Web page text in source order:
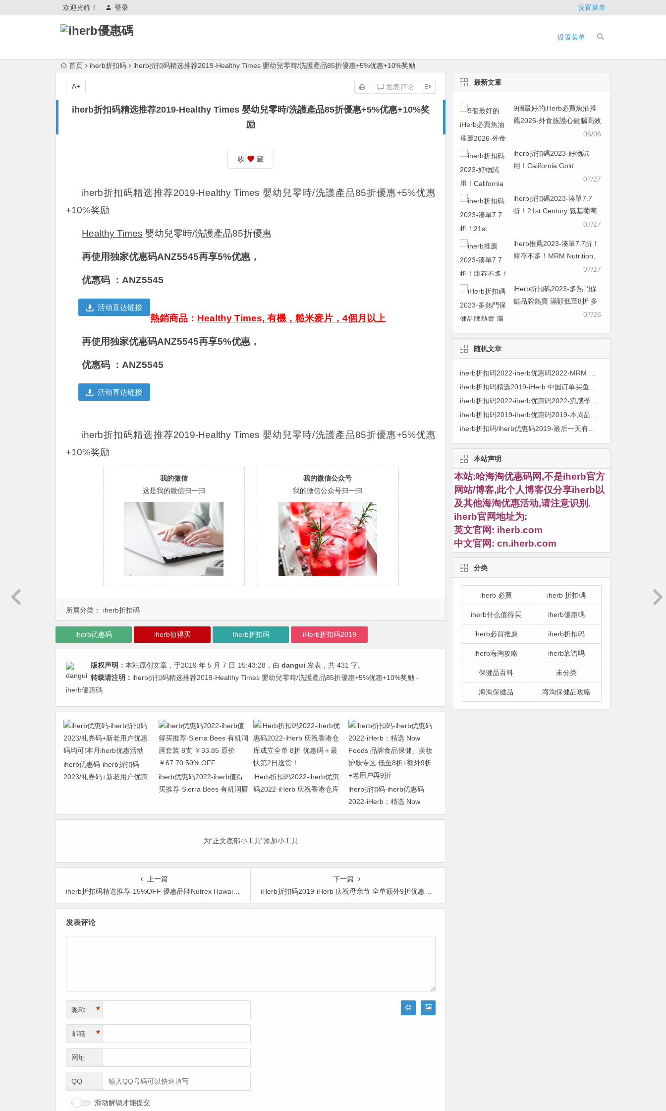
欢迎光临！ 登录 设置菜单
设置菜单
首页 iherb折扣码 iherb折扣码精选推荐2019-Healthy Times 嬰幼兒零時/洗護產品85折優惠+5%优惠+10%奖励
iherb折扣码精选推荐2019-Healthy Times 嬰幼兒零時/洗護產品85折優惠+5%优惠+10%奖
励
发表评论
A+
所属分类： iherb折扣码
收 藏
iherb折扣码精选推荐2019-Healthy Times 嬰幼兒零時/洗護產品85折優惠+5%优惠
+10%奖励
Healthy Times 嬰幼兒零時/洗護產品85折優惠
再使用独家优惠码ANZ5545再享5%优惠，
优惠码 ：ANZ5545
活动直达链接
熱銷商品： Healthy Times, 有機，糙米麥片，4個月以上
再使用独家优惠码ANZ5545再享5%优惠，
优惠码 ：ANZ5545
活动直达链接
iherb折扣码精选推荐2019-Healthy Times 嬰幼兒零時/洗護產品85折優惠+5%优惠
+10%奖励
我的微信
这是我的微信扫一扫
我的微信公众号
我的微信公众号扫一扫
iherb优惠码 iherb值得买 Iherb折扣码 iHerb折扣码2019
版权声明： 本站原创文章，于2019 年 5 月 7 日 15:43:28 ，由 dangui 发表，共 431 字。
转载请注明： iherb折扣码精选推荐2019-Healthy Times 嬰幼兒零時/洗護產品85折優惠+5%优惠+10%奖励 -
iherb優惠碼
iherb优惠码-iherb折扣码
2023/礼券码+新老用户优惠
iherb优惠码2022-iherb值得
买推荐-Sierra Bees 有机润唇
￥67.70 50% OFF
iHerb折扣码2022-iherb优惠
码2022-iHerb 庆祝香港仓库
第2日送货！
iherb折扣码-iherb优惠码
2022-iHerb：精选 Now
Foods 品牌食品保健、美妆
为“正文底部小工具”添加小工具
上一篇
iherb折扣码精选推荐-15%OFF 優惠品牌Nutrex Hawaii 超級食物85折優惠+5%优惠+10%奖励
下一篇
iHerb折扣码2019-iHerb 庆祝母亲节 全单额外9折优惠码＋10%回赠＋免运费
发表评论
昵称 *
邮箱 *
网址
QQ
滑动解锁才能提交
最新文章
9個最好的iHerb必買魚油推
薦2026-外食族護心健腦高效
指南，IFOS五星認證款一次
06/06
iherb折扣碼2023-好物試
用！California Gold
Nutrition 零酵母硒素食膠囊
￥48.38was ￥96.765折
07/27
iherb折扣碼2023-湊單7.7
折！21st Century 氨基葡萄
糖/軟骨素 初始濃度 250 毫
￥48.21was ￥62.607.7折
07/27
iherb推薦2023-湊單7.7折！
庫存不多！MRM Nutrition,
氨基葡萄糖軟骨素 90粒07/27
iHerb折扣碼2023-多熱門保
健品牌熱賣 滿額低至8折 多
07/26
随机文章
iherb折扣码2022-iherb优惠码2022-流感季免疫保健品热卖 降温必备
iherb折扣码/iherb优惠码2019-最后一天有效！精选 MegaFood 天然食物营养品专场 8.5折+满额再9折+包邮包税
本站声明
本站:哈海淘优惠码网,不是iherb官方
网站/博客,此个人博客仅分享iherb以
及其他海淘优惠活动,请注意识别.
iherb官网地址为:
英文官网: iherb.com
中文官网: cn.iherb.com
分类
iherb 必買 iherb 折扣碼
iherb什么值得买 iherb優惠碼
iherb必買推薦 iherb折扣码
iherb海淘攻略 iherb靠谱吗
保健品百科 未分类
海淘保健品 海淘保健品攻略